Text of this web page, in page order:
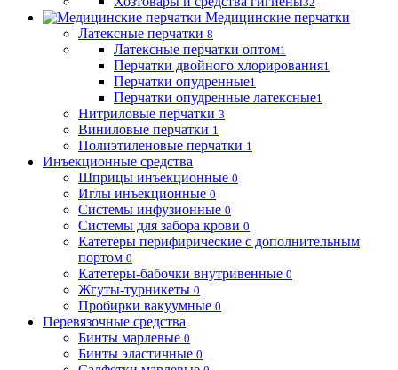
Медицинские перчатки
Латексные перчатки 8
Латексные перчатки оптом1
Перчатки двойного хлорирования1
Перчатки опудренные1
Перчатки опудренные латексные1
Нитриловые перчатки 3
Виниловые перчатки 1
Полиэтиленовые перчатки 1
Инъекционные средства
Шприцы инъекционные 0
Иглы инъекционные 0
Системы инфузионные 0
Системы для забора крови 0
Катетеры перифирические с дополнительным
портом 0
Катетеры-бабочки внутривенные 0
Жгуты-турникеты 0
Пробирки вакуумные 0
Перевязочные средства
Бинты марлевые 0
Бинты эластичные 0